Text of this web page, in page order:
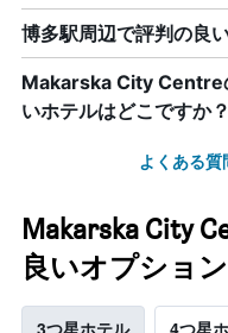
博多駅周辺で評判の良
Makarska City Centre
いホテルはどこですか？
よくある
Makarska City
良いオプショ